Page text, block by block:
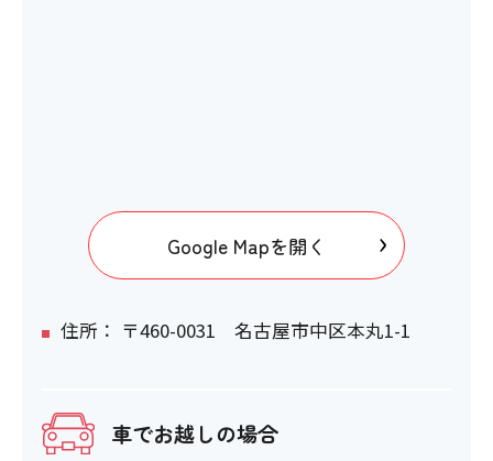
Google Mapを開く
住所： 〒460-0031 名古屋市中区本丸1-1
車でお越しの場合